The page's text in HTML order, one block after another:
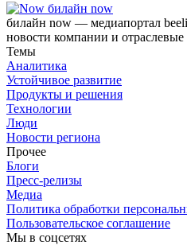
билайн now
билайн now — медиапортал
новости компании и
Темы
Аналитика
Устойчивое развитие
Продукты и решения
Технологии
Люди
Новости региона
Прочее
Блоги
Пресс-релизы
Медиа
Политика обработки
Пользовательское соглашение
Мы в соцсетях